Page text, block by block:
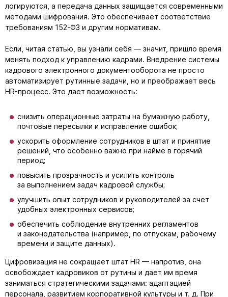
логируются, а передача данных защищается современными
методами шифрования. Это обеспечивает соответствие
требованиям 152-ФЗ и другим нормативам.
Если, читая статью, вы узнали себя — значит, пришло время
менять подход к управлению кадрами. Внедрение системы
кадрового электронного документооборота не просто
автоматизирует рутинные задачи, но и преображает весь
HR-процесс. Это дает возможность:
снизить операционные затраты на бумажную работу,
почтовые пересылки и исправление ошибок;
ускорить оформление сотрудников в штат и принятие
решений, что особенно важно при найме в горячий
период;
повысить прозрачность и усилить контроль
за выполнением задач кадровой службы;
улучшить опыт сотрудников и руководителей за счет
удобных электронных сервисов;
обеспечить соблюдение внутренних регламентов
и законодательства (например, по отпускам, рабочему
времени и защите данных).
Цифровизация не сокращает штат HR — напротив, она
освобождает кадровиков от рутины и дает им время
заниматься стратегическими задачами: адаптацией
персонала, развитием корпоративной культуры и т. д. При